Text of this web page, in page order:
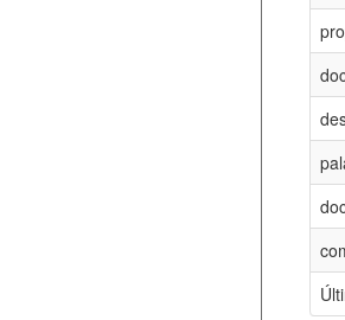
funcionarios_lotacoes.xml
funcionarios_cargos.xml
documento_andamento.xml